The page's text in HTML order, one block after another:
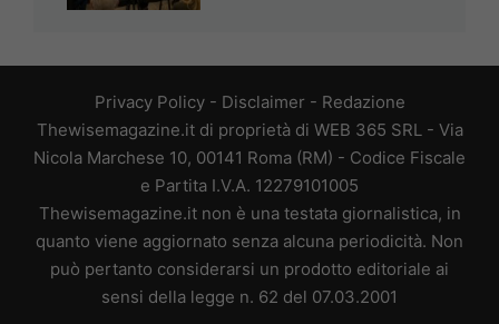
Privacy Policy- Disclaimer - Redazione
Thewisemagazine.it di proprietà di WEB 365 SRL - Via
Nicola Marchese 10, 00141 Roma (RM) - Codice Fiscale
e Partita I.V.A. 12279101005
Thewisemagazine.it non è una testata giornalistica, in
quanto viene aggiornato senza alcuna periodicità. Non
può pertanto considerarsi un prodotto editoriale ai
sensi della legge n. 62 del 07.03.2001